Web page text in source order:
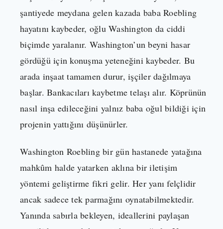
şantiyede meydana gelen kazada baba Roebling
hayatını kaybeder, oğlu Washington da ciddi
biçimde yaralanır. Washington’un beyni hasar
gördüğü için konuşma yeteneğini kaybeder. Bu
arada inşaat tamamen durur, işçiler dağılmaya
başlar. Bankacıları kaybetme telaşı alır. Köprünün
nasıl inşa edileceğini yalnız baba oğul bildiği için
projenin yattığını düşünürler.
Washington Roebling bir gün hastanede yatağına
mahkûm halde yatarken aklına bir iletişim
yöntemi geliştirme fikri gelir. Her yanı felçlidir
ancak sadece tek parmağını oynatabilmektedir.
Yanında sabırla bekleyen, ideallerini paylaşan